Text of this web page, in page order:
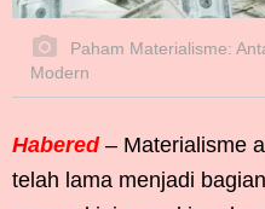
Paham Materialisme:
Modern
Habered– Materialisme
telah lama menjadi